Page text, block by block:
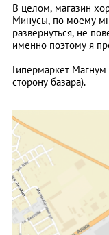
В целом, магазин
Минусы, по моему
развернуться, не
именно поэтому я
Гипермаркет
сторону базара).